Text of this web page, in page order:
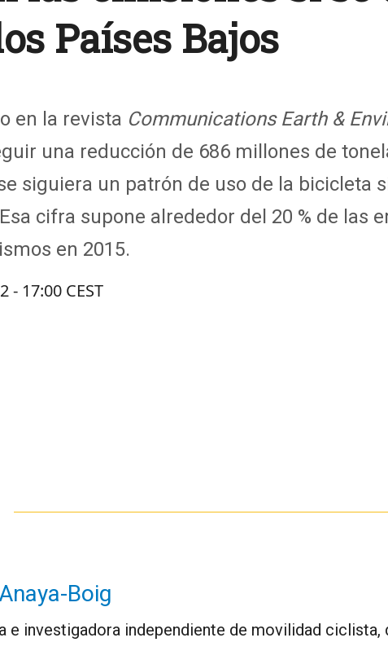
Países Bajos
en la revista Communications Earth &
una reducción de 686 millones de
siguiera un patrón de uso de la bicicleta
cifra supone alrededor del 20 % de las
en 2015.
- 17:00 CEST
Boig
e investigadora independiente de movilidad